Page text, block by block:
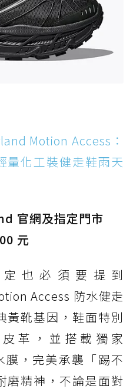
Motion Access：
量化工裝健走鞋雨天
官網及指定門市
元
也必須要提到
Access 防水健走
黃靴基因，鞋面特別
革，並搭載獨家
，完美承襲「踢不
磨精神，不論是面對